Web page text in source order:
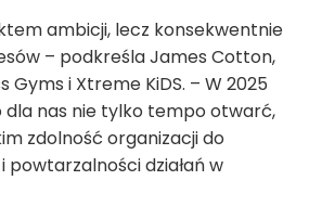
ambicji, lecz konsekwentnie
– podkreśla James Cotton,
Gyms i Xtreme KiDS. – W 2025
dla nas nie tylko tempo otwarć,
zdolność organizacji do
powtarzalności działań w